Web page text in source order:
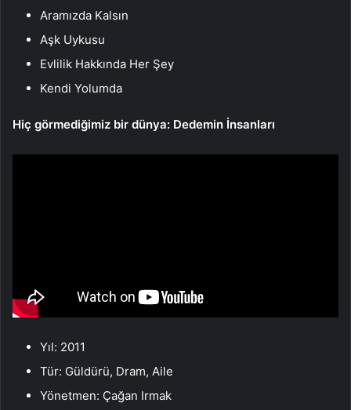
Aramızda Kalsın
Aşk Uykusu
Evlilik Hakkında Her Şey
Kendi Yolumda
Hiç görmediğimiz bir dünya: Dedemin İnsanları
Yıl: 2011
Tür: Güldürü, Dram, Aile
Yönetmen: Çağan Irmak